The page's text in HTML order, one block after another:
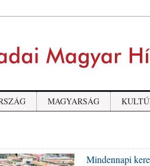
MAGYARSÁG
Mindennapi